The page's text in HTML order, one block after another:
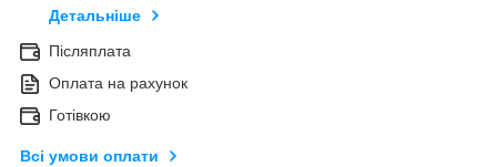
Детальніше
Післяплата
Оплата на рахунок
Готівкою
Всі умови оплати